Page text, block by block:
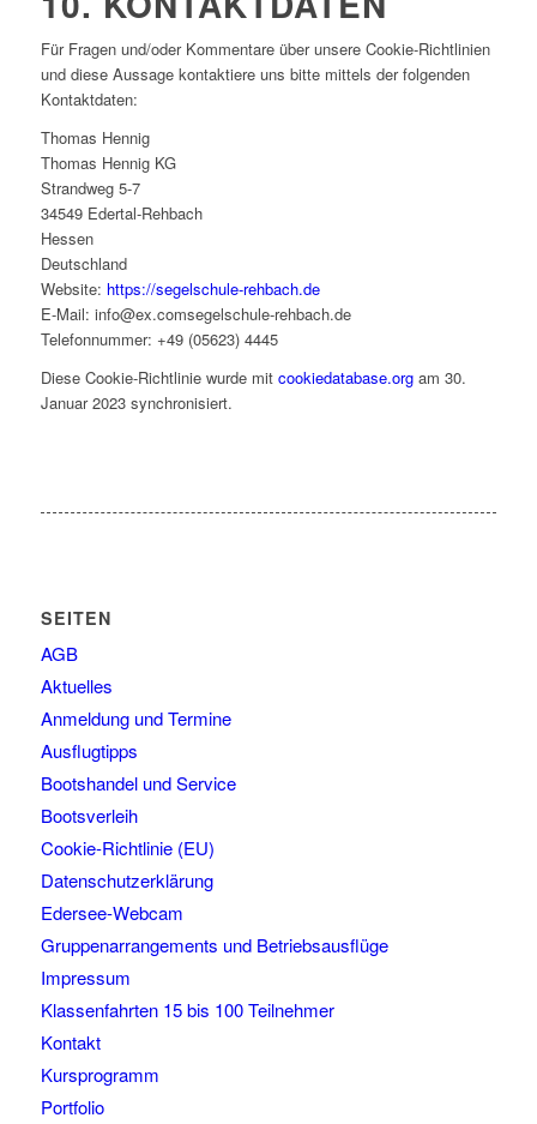
Für Fragen und/oder Kommentare über unsere Cookie-Richtlinien
und diese Aussage kontaktiere uns bitte mittels der folgenden
Kontaktdaten:
Thomas Hennig
Thomas Hennig KG
Strandweg 5-7
34549 Edertal-Rehbach
Hessen
Deutschland
Website: https://segelschule-rehbach.de
E-Mail: info@ex.comsegelschule-rehbach.de
Telefonnummer: +49 (05623) 4445
Diese Cookie-Richtlinie wurde mit cookiedatabase.orgam 30.
Januar 2023 synchronisiert.
SEITEN
AGB
Aktuelles
Anmeldung und Termine
Ausflugtipps
Bootshandel und Service
Bootsverleih
Cookie-Richtlinie (EU)
Datenschutzerklärung
Edersee-Webcam
Gruppenarrangements und Betriebsausflüge
Impressum
Klassenfahrten 15 bis 100 Teilnehmer
Kontakt
Kursprogramm
Portfolio